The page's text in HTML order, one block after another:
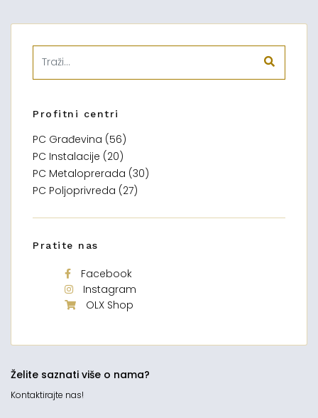
Profitni centri
PC Građevina (56)
PC Instalacije (20)
PC Metaloprerada (30)
PC Poljoprivreda (27)
Pratite nas
Facebook
Instagram
OLX Shop
Želite saznati više o nama?
Kontaktirajte nas!